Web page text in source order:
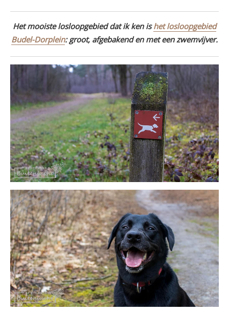
Het mooiste losloopgebied dat ik ken ishet losloopgebied
Budel-Dorplein: groot, afgebakend en met een zwemvijver.